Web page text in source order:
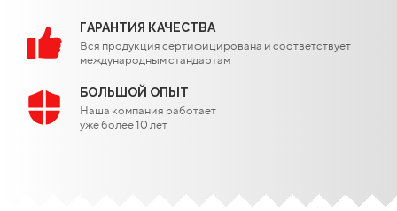
ГАРАНТИЯ КАЧЕСТВА
Вся продукция сертифицирована и соответствует
международным стандартам
БОЛЬШОЙ ОПЫТ
Наша компания работает
уже более 10 лет